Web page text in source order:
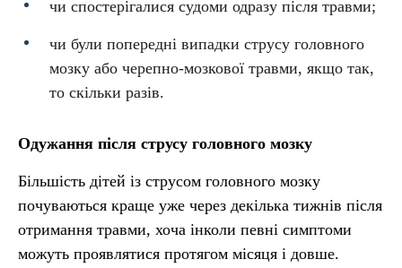
чи спостерігалися судоми одразу після травми;
чи були попередні випадки струсу головного
мозку або черепно-мозкової травми, якщо так,
то скільки разів.
Одужання після струсу головного мозку
Більшість дітей із струсом головного мозку
почуваються краще уже через декілька тижнів після
отримання травми, хоча інколи певні симптоми
можуть проявлятися протягом місяця і довше.